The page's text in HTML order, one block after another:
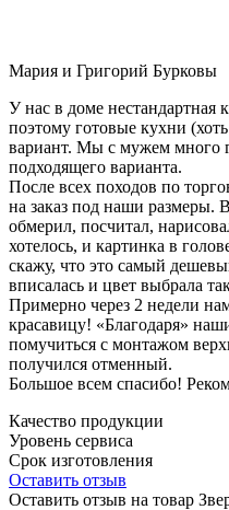
Мария и Григорий Бурковы
У нас в доме нестандартная
поэтому готовые кухни
вариант. Мы с мужем много
подходящего варианта.
После всех походов по
на заказ под наши размеры.
обмерил, посчитал,
хотелось, и картинка в
скажу, что это самый
вписалась и цвет выбрала
Примерно через 2 недели
красавицу! «Благодаря»
помучиться с монтажом
получился отменный.
Большое всем спасибо!
Качество продукции
Уровень сервиса
Срок изготовления
Оставить отзыв
Оставить отзыв на товар